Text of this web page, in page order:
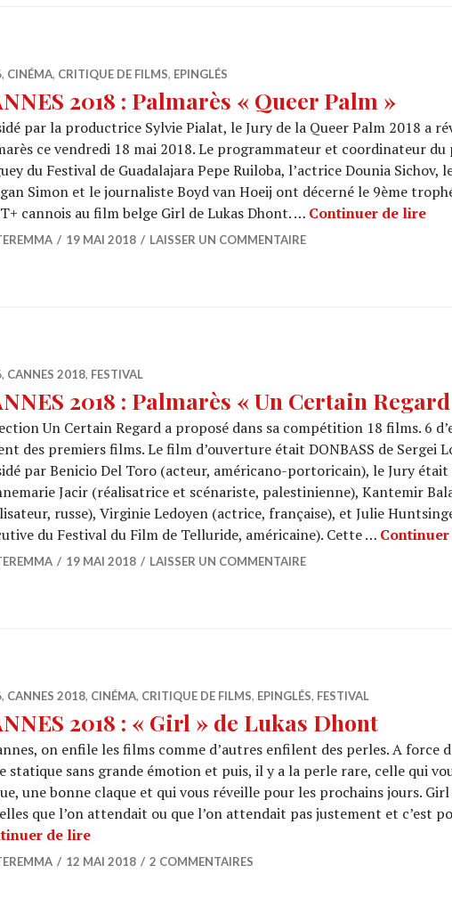
, CINÉMA, CRITIQUE DE FILMS, EPINGLÉS
2018 : Palmarès « Queer Palm »
par la productrice Sylvie Pialat, le Jury de la Queer Palm 2018 a
ce vendredi 18 mai 2018. Le programmateur et coordinateur
du Festival de Guadalajara Pepe Ruiloba, l’actrice Dounia Sichov,
Simon et le journaliste Boyd van Hoeij ont décerné le 9ème
cannois au film belge Girl de Lukas Dhont. … Continuer de lire
19 MAI 2018 LAISSER UN COMMENTAIRE
, CANNES 2018, FESTIVAL
2018 : Palmarès « Un Certain
Un Certain Regard a proposé dans sa compétition 18 films. 6
des premiers films. Le film d’ouverture était DONBASS de Sergei
par Benicio Del Toro (acteur, américano-portoricain), le Jury était
Jacir (réalisatrice et scénariste, palestinienne), Kantemir
russe), Virginie Ledoyen (actrice, française), et Julie
du Festival du Film de Telluride, américaine). Cette …
19 MAI 2018 LAISSER UN COMMENTAIRE
, CANNES 2018, CINÉMA, CRITIQUE DE FILMS, EPINGLÉS, FESTIVAL
2018 : « Girl » de Lukas Dhont
on enfile les films comme d’autres enfilent des perles. A force
statique sans grande émotion et puis, il y a la perle rare, celle qui
une bonne claque et qui vous réveille pour les prochains jours.
que l’on attendait ou que l’on attendait pas justement et c’est
de lireCANNES 2018 : « Girl » de Lukas Dhont
12 MAI 2018 2 COMMENTAIRES